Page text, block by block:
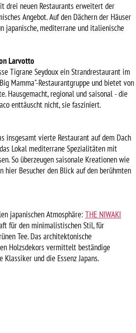
drei neuen Restaurants erweitert der
Angebot. Auf den Dächern der Häuser
japanische, mediterrane und italienische
Larvotto
Tigrane Seydoux ein Strandrestaurant im
Mamma"-Restaurantgruppe und bietet von
Hausgemacht, regional und saisonal - die
enttäuscht nicht, sie fasziniert.
insgesamt vierte Restaurant auf dem Dach
Lokal mediterrane Spezialitäten mit
So überzeugen saisonale Kreationen wie
Besucher den Blick auf den berühmten
japanischen Atmosphäre: THE NIWAKI
für den minimalistischen Stil, für
Tee. Das architektonische
Holzsdekors vermittelt beständige
und die Essenz Japans.